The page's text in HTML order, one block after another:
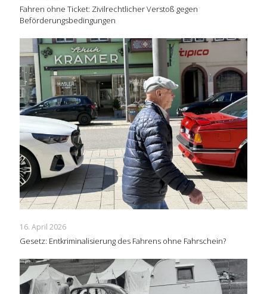
Fahren ohne Ticket: Zivilrechtlicher Verstoß gegen
Beförderungsbedingungen
16. April 2026
Gesetz: Entkriminalisierung des Fahrens ohne Fahrschein?